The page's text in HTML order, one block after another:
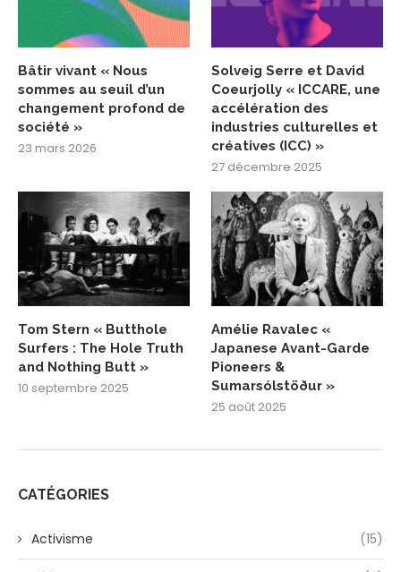
Bâtir vivant « Nous
sommes au seuil d’un
changement profond de
société »
23 mars 2026
Solveig Serre et David
Coeurjolly « ICCARE, une
accélération des
industries culturelles et
créatives (ICC) »
27 décembre 2025
Tom Stern « Butthole
Surfers : The Hole Truth
and Nothing Butt »
10 septembre 2025
Amélie Ravalec «
Japanese Avant-Garde
Pioneers &
Sumarsólstöður »
25 août 2025
CATÉGORIES
Activisme (15)